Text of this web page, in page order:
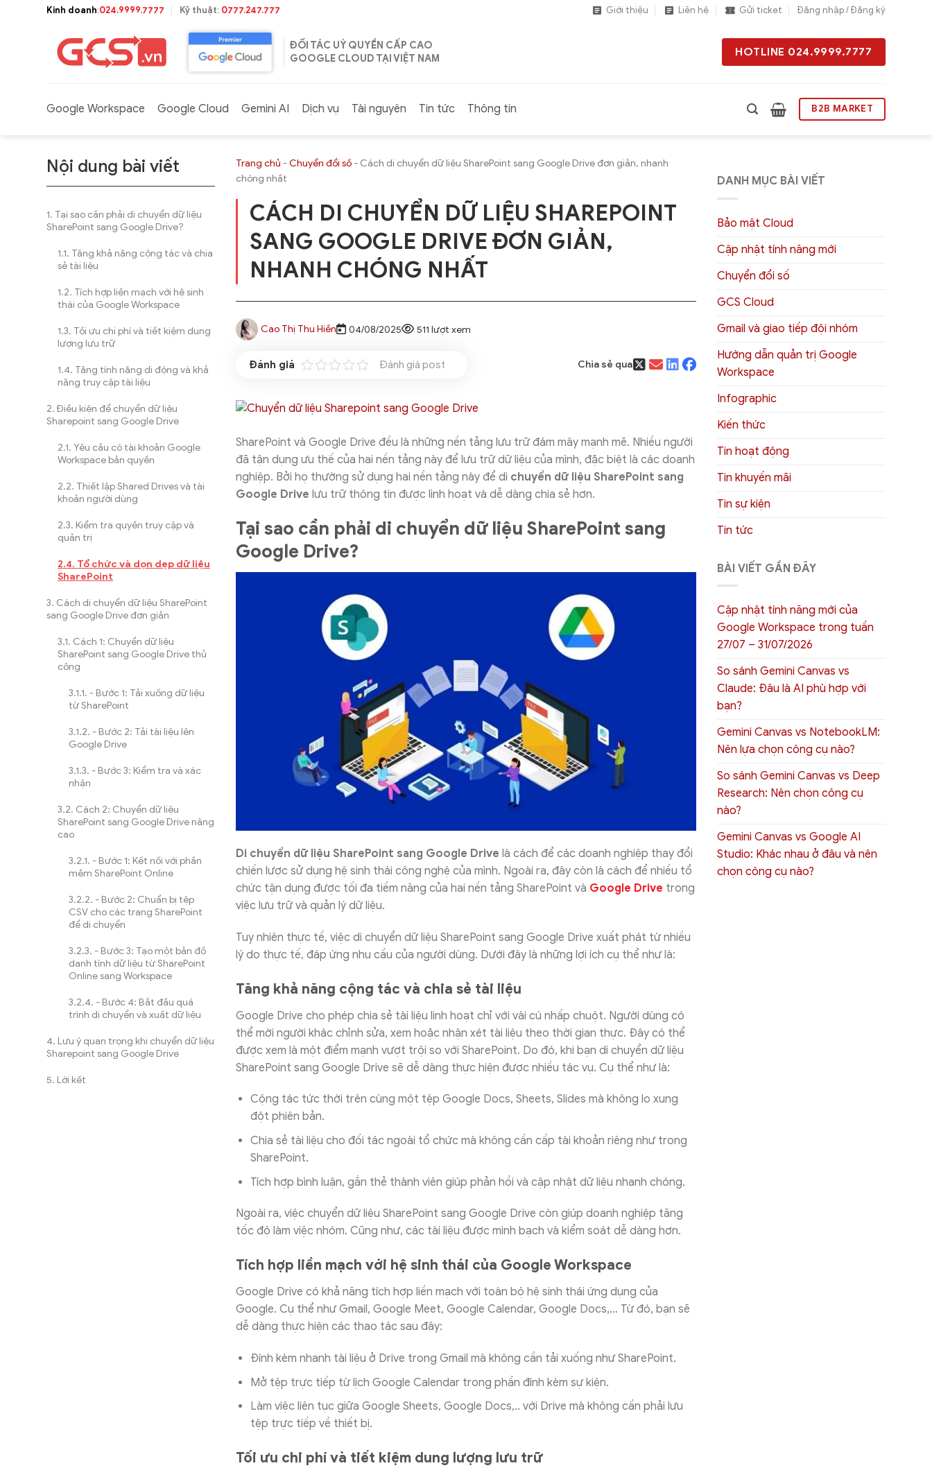
Kinh doanh:024.9999.7777 Kỹ thuật: 0777.247.777 Giới thiệu Liên hệ Gửi ticket Đăng nhập / Đăng ký
ĐỐI TÁC UỶ QUYỀN CẤP CAO
GOOGLE CLOUD TẠI VIỆT NAM
HOTLINE 024.9999.7777
Google Workspace Google Cloud Gemini AI Dịch vụ Tài nguyên Tin tức Thông tin B2B MARKET
Nội dung bài viết
Tại sao cần phải di chuyển dữ liệu
SharePoint sang Google Drive?
Tăng khả năng cộng tác và chia
sẻ tài liệu
Tích hợp liền mạch với hệ sinh
thái của Google Workspace
Tối ưu chi phí và tiết kiệm dung
lượng lưu trữ
Tăng tính năng di động và khả
năng truy cập tài liệu
Điều kiện để chuyển dữ liệu
Sharepoint sang Google Drive
Yêu cầu có tài khoản Google
Workspace bản quyền
Thiết lập Shared Drives và tài
khoản người dùng
Kiểm tra quyền truy cập và
quản trị
Tổ chức và dọn dẹp dữ liệu
SharePoint
Cách di chuyển dữ liệu SharePoint
sang Google Drive đơn giản
Cách 1: Chuyển dữ liệu
SharePoint sang Google Drive thủ
công
- Bước 1: Tải xuống dữ liệu
từ SharePoint
- Bước 2: Tải tài liệu lên
Google Drive
- Bước 3: Kiểm tra và xác
nhận
Cách 2: Chuyển dữ liệu
SharePoint sang Google Drive nâng
cao
- Bước 1: Kết nối với phần
mềm SharePoint Online
- Bước 2: Chuẩn bị tệp
CSV cho các trang SharePoint
để di chuyển
- Bước 3: Tạo một bản đồ
danh tính dữ liệu từ SharePoint
Online sang Workspace
- Bước 4: Bắt đầu quá
trình di chuyển và xuất dữ liệu
Lưu ý quan trọng khi chuyển dữ liệu
Sharepoint sang Google Drive
Lời kết
Trang chủ -Chuyển đổi số- Cách di chuyển dữ liệu SharePoint sang Google Drive đơn giản, nhanh
chóng nhất
CÁCH DI CHUYỂN DỮ LIỆU SHAREPOINT
SANG GOOGLE DRIVE ĐƠN GIẢN,
NHANH CHÓNG NHẤT
Cao Thị Thu Hiền 04/08/2025 511 lượt xem
Đánh giá post Chia sẻ qua
SharePoint và Google Drive đều là những nền tảng lưu trữ đám mây mạnh mẽ. Nhiều người
đã tận dụng ưu thế của hai nền tảng này để lưu trữ dữ liệu của mình, đặc biệt là các doanh
nghiệp. Bởi họ thường sử dụng hai nền tảng này để di chuyển dữ liệu SharePoint sang
Google Drive lưu trữ thông tin được linh hoạt và dễ dàng chia sẻ hơn.
Tại sao cần phải di chuyển dữ liệu SharePoint sang
Google Drive?
Di chuyển dữ liệu SharePoint sang Google Drive là cách để các doanh nghiệp thay đổi
chiến lược sử dụng hệ sinh thái công nghệ của mình. Ngoài ra, đây còn là cách để nhiều tổ
chức tận dụng được tối đa tiềm năng của hai nền tảng SharePoint và Google Drive trong
việc lưu trữ và quản lý dữ liệu.
Tuy nhiên thực tế, việc di chuyển dữ liệu SharePoint sang Google Drive xuất phát từ nhiều
lý do thực tế, đáp ứng nhu cầu của người dùng. Dưới đây là những lợi ích cụ thể như là:
Tăng khả năng cộng tác và chia sẻ tài liệu
Google Drive cho phép chia sẻ tài liệu linh hoạt chỉ với vài cú nhấp chuột. Người dùng có
thể mời người khác chỉnh sửa, xem hoặc nhận xét tài liệu theo thời gian thực. Đây có thể
được xem là một điểm mạnh vượt trội so với SharePoint. Do đó, khi bạn di chuyển dữ liệu
SharePoint sang Google Drive sẽ dễ dàng thực hiện được nhiều tác vụ. Cụ thể như là:
Cộng tác tức thời trên cùng một tệp Google Docs, Sheets, Slides mà không lo xung
đột phiên bản.
Chia sẻ tài liệu cho đối tác ngoài tổ chức mà không cần cấp tài khoản riêng như trong
SharePoint.
Tích hợp bình luận, gắn thẻ thành viên giúp phản hồi và cập nhật dữ liệu nhanh chóng.
Ngoài ra, việc chuyển dữ liệu SharePoint sang Google Drive còn giúp doanh nghiệp tăng
tốc độ làm việc nhóm. Cũng như, các tài liệu được minh bạch và kiểm soát dễ dàng hơn.
Tích hợp liền mạch với hệ sinh thái của Google Workspace
Google Drive có khả năng tích hợp liền mạch với toàn bộ hệ sinh thái ứng dụng của
Google. Cụ thể như Gmail, Google Meet, Google Calendar, Google Docs,… Từ đó, bạn sẽ
dễ dàng thực hiện các thao tác sau đây:
Đính kèm nhanh tài liệu ở Drive trong Gmail mà không cần tải xuống như SharePoint.
Mở tệp trực tiếp từ lịch Google Calendar trong phần đính kèm sự kiện.
Làm việc liên tục giữa Google Sheets, Google Docs,.. với Drive mà không cần phải lưu
tệp trực tiếp về thiết bị.
Tối ưu chi phí và tiết kiệm dung lượng lưu trữ
DANH MỤC BÀI VIẾT
Bảo mật Cloud
Cập nhật tính năng mới
Chuyển đổi số
GCS Cloud
Gmail và giao tiếp đội nhóm
Hướng dẫn quản trị Google
Workspace
Infographic
Kiến thức
Tin hoạt động
Tin khuyến mãi
Tin sự kiện
Tin tức
BÀI VIẾT GẦN ĐÂY
Cập nhật tính năng mới của
Google Workspace trong tuần
27/07 – 31/07/2026
So sánh Gemini Canvas vs
Claude: Đâu là AI phù hợp với
bạn?
Gemini Canvas vs NotebookLM:
Nên lựa chọn công cụ nào?
So sánh Gemini Canvas vs Deep
Research: Nên chọn công cụ
nào?
Gemini Canvas vs Google AI
Studio: Khác nhau ở đâu và nên
chọn công cụ nào?